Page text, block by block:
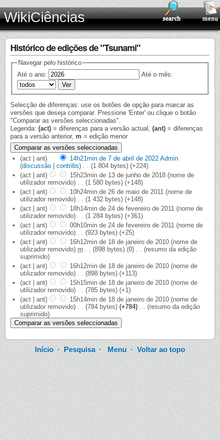
WikiCiências
Histórico de edições de "Tsunami"
Navegar pelo histórico
Até o ano:
Até o mês:
Selecção de diferenças: use os botões de opção para marcar as
versões que deseja comparar. Pressione 'Enter' ou clique o botão
"Comparar as versões seleccionadas".
Legenda: (act) = diferenças para a versão actual, (ant) = diferenças
para a versão anterior, m = edição menor
(act | ant) 14h21min de 7 de abril de 2022 Admin
(discussão | contribs) (1 804 bytes) (+224)
(act | ant)
15h23min de 13 de junho de 2018 (nome de
utilizador removido)
(1 580 bytes) (+148)
(act | ant)
10h24min de 26 de maio de 2011 (nome de
utilizador removido)
(1 432 bytes) (+148)
(act | ant)
18h14min de 24 de fevereiro de 2011 (nome de
utilizador removido)
(1 284 bytes) (+361)
(act | ant)
00h10min de 24 de fevereiro de 2011 (nome de
utilizador removido)
(923 bytes) (+25)
(act | ant)
16h12min de 18 de janeiro de 2010 (nome de
utilizador removido) m (898 bytes) (0)
(resumo da edição
suprimido)
(act | ant)
16h12min de 18 de janeiro de 2010 (nome de
utilizador removido)
(898 bytes) (+113)
(act | ant)
15h15min de 18 de janeiro de 2010 (nome de
utilizador removido)
(785 bytes) (+1)
(act | ant)
15h14min de 18 de janeiro de 2010 (nome de
utilizador removido)
(784 bytes) (+784)
(resumo da edição
suprimido)
Início· Pesquisa· Menu · Voltar ao topo